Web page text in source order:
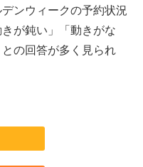
ンウィークの予約状況
が鈍い」「動きがな
の回答が多く見られ